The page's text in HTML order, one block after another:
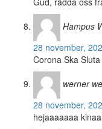
Hampus
28 november,
Corona Ska
werner
28 november,
hejaaaaaaa